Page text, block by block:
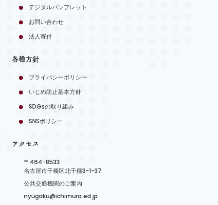
デジタルパンフレット
お問い合わせ
法人寄付
各種方針
プライバシーポリシー
いじめ防止基本方針
SDGsの取り組み
SNSポリシー
アクセス
〒464-8533
名古屋市千種区北千種3-1-37
公共交通機関のご案内
nyugaku@ichimura.ed.jp